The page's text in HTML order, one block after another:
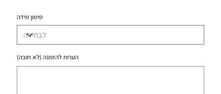
סימון מידה
הערות להזמנה (לא חובה)